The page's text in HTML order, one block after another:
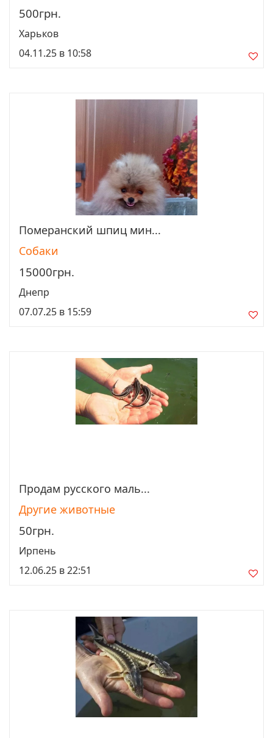
500грн.
Харьков
04.11.25 в 10:58
Просмотреть
Померанский шпиц мин...
Собаки
15000грн.
Днепр
07.07.25 в 15:59
Просмотреть
Продам русского маль...
Другие животные
50грн.
Ирпень
12.06.25 в 22:51